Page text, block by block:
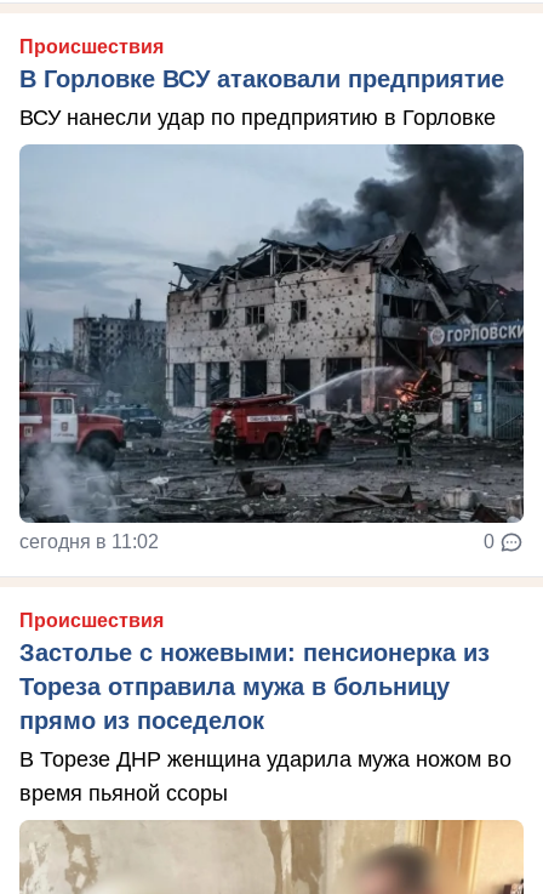
Происшествия
В Горловке ВСУ атаковали предприятие
ВСУ нанесли удар по предприятию в Горловке
сегодня в 11:02 0
Происшествия
Застолье с ножевыми: пенсионерка из
Тореза отправила мужа в больницу
прямо из поседелок
В Торезе ДНР женщина ударила мужа ножом во
время пьяной ссоры